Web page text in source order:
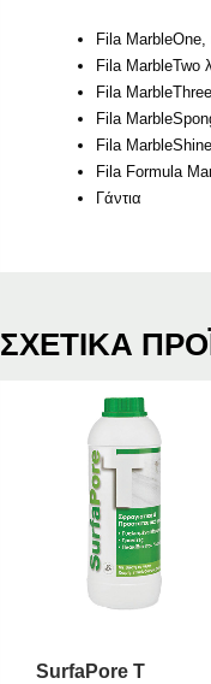
Fila MarbleOne,
Fila MarbleTwo
Fila
Fila
Fila
Fila Formula
Γάντια
ΣΧΕΤΙΚΆ
SurfaPore T